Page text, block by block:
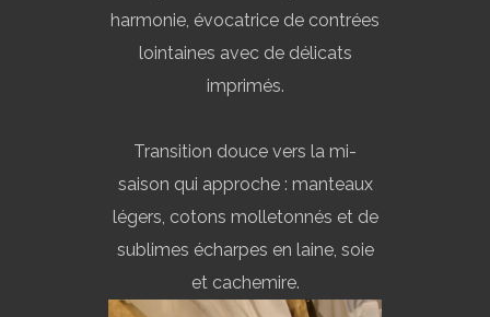
harmonie, évocatrice de contrées
lointaines avec de délicats
imprimés.
Transition douce vers la mi-
saison qui approche : manteaux
légers, cotons molletonnés et de
sublimes écharpes en laine, soie
et cachemire.